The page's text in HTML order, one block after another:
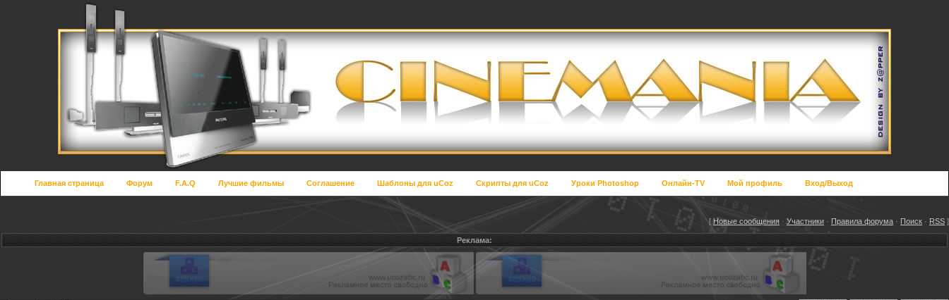
Главная страница Форум F.A.Q Лучшие фильмы Соглашение Шаблоны для uCoz Скрипты для uCoz Уроки Photoshop Онлайн-TV Мой профиль Вход/Выход
[Новые сообщения · Участники · Правила форума · Поиск · RSS ]
Реклама: